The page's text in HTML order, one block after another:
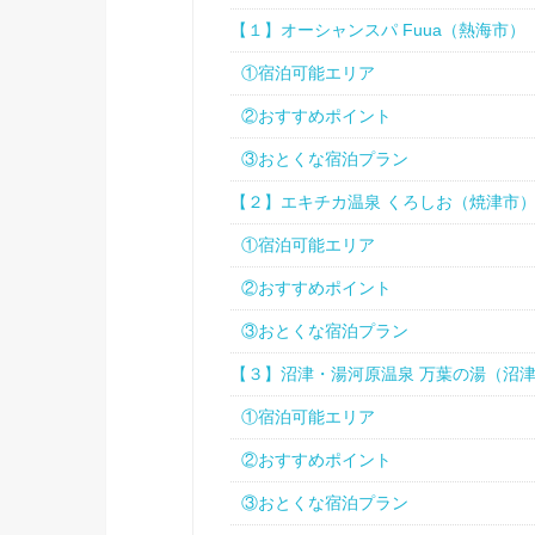
【１】オーシャンスパ Fuua（熱海市）
①宿泊可能エリア
②おすすめポイント
③おとくな宿泊プラン
【２】エキチカ温泉 くろしお（焼津市）
①宿泊可能エリア
②おすすめポイント
③おとくな宿泊プラン
【３】沼津・湯河原温泉 万葉の湯（沼津
①宿泊可能エリア
②おすすめポイント
③おとくな宿泊プラン